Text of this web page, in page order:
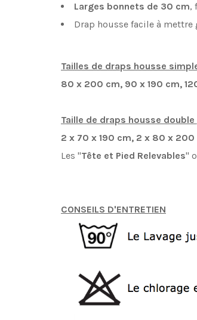
Larges bonnets de 30 cm,
Drap housse facile à
Tailles de draps housse
80 x 200 cm, 90 x 190 cm,
Taille de draps housse
2 x 70 x 190 cm, 2 x 80 x
Les "Tête et Pied Relevables"
CONSEILS D'ENTRETIEN